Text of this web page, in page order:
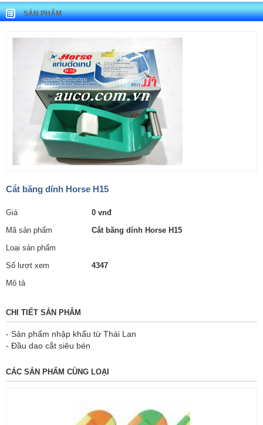
SẢN PHẨM
Cắt băng dính Horse H15
Giá
0 vnđ
Mã sản phẩm
Cắt băng dính Horse H15
Loại sản phẩm
Số lượt xem
4347
Mô tả
CHI TIẾT SẢN PHẨM
- Sản phẩm nhập khẩu từ Thái Lan
- Đầu dao cắt siêu bén
CÁC SẢN PHẨM CÙNG LOẠI